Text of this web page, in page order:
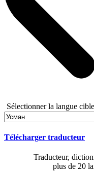
Sélectionner la langue cible
Télécharger traducteur
Traducteur,
plus de 20